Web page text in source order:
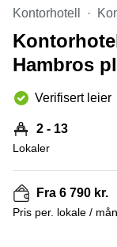
Virtuelt
kontor
Oslo
Bergen
Kontor
Bergen
Møterom
Næringslokaler
Fjordalléen
16 Oslo
Nydalsveien
28 Oslo
Fridtjof
plass 4
Oslo
Hagaløkkveien
13 Asker
Martin
Kontorhotell
Hambros
Verifisert leier
2 - 13
Lokaler
Fra 6 790 kr.
Pris per. lokale /